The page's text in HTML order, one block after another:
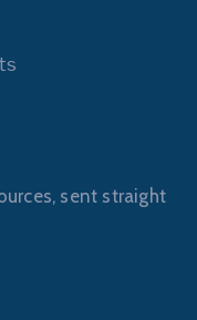
sent straight